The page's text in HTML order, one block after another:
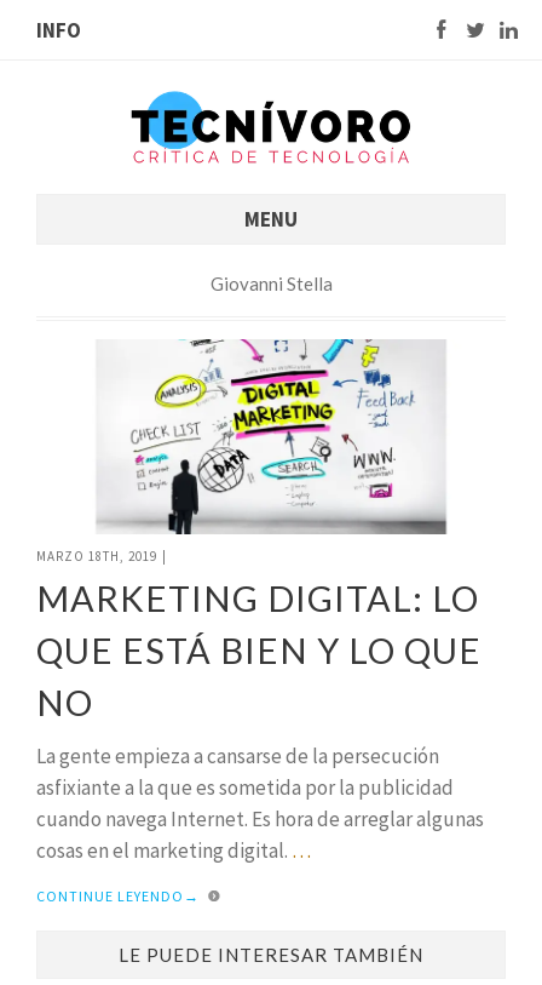
INFO
MENU
Giovanni Stella
MARZO 18TH, 2019
MARKETING DIGITAL: LO
QUE ESTÁ BIEN Y LO QUE
NO
La gente empieza a cansarse de la persecución
asfixiante a la que es sometida por la publicidad
cuando navega Internet. Es hora de arreglar algunas
cosas en el marketing digital. …
CONTINUE LEYENDO →
LE PUEDE INTERESAR TAMBIÉN